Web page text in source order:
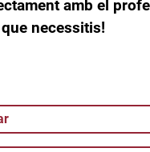
amb el
que necessitis!